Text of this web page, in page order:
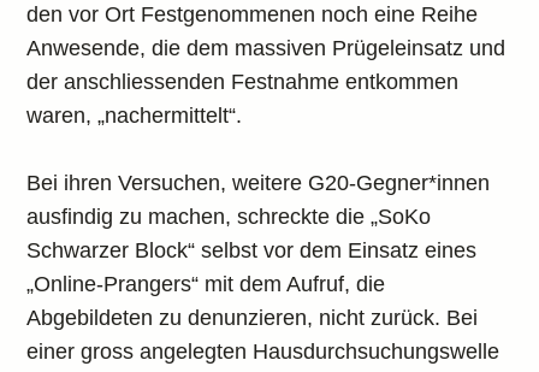
den vor Ort Festgenommenen noch eine Reihe
Anwesende, die dem massiven Prügeleinsatz und
der anschliessenden Festnahme entkommen
waren, „nachermittelt“.
Bei ihren Versuchen, weitere G20-Gegner*innen
ausfindig zu machen, schreckte die „SoKo
Schwarzer Block“ selbst vor dem Einsatz eines
„Online-Prangers“ mit dem Aufruf, die
Abgebildeten zu denunzieren, nicht zurück. Bei
einer gross angelegten Hausdurchsuchungswelle